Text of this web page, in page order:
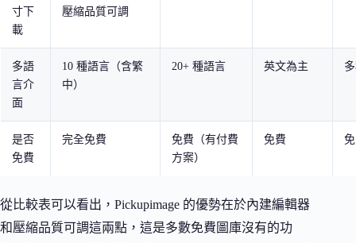
寸下
載
壓縮品質可調
多語
言介
面
10 種語言（含繁
中）
20+ 種語言 英文為主
是否
免費
完全免費
免費（有付費
方案）
免費
從比較表可以看出，Pickupimage 的優勢在於內建編輯器
和壓縮品質可調這兩點，這是多數免費圖庫沒有的功